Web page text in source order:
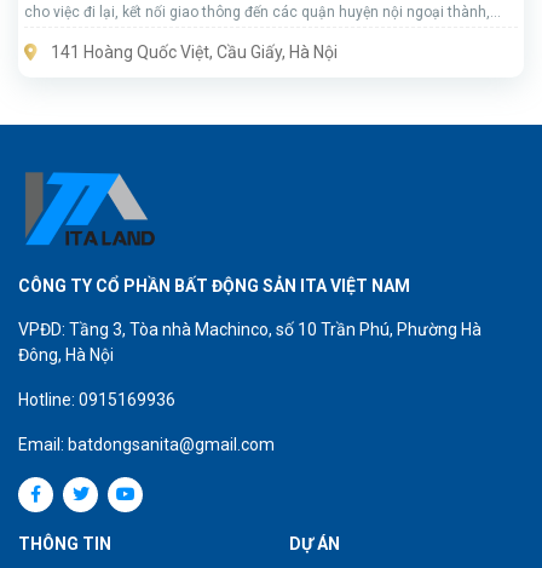
cho việc đi lại, kết nối giao thông đến các quận huyện nội ngoại thành,
141 Hoàng Quốc Việt, Cầu Giấy, Hà Nội
CÔNG TY CỔ PHẦN BẤT ĐỘNG SẢN ITA VIỆT NAM
VPĐD: Tầng 3, Tòa nhà Machinco, số 10 Trần Phú, Phường Hà
Đông, Hà Nội
Hotline: 0915169936
Email: batdongsanita@gmail.com
THÔNG TIN DỰ ÁN